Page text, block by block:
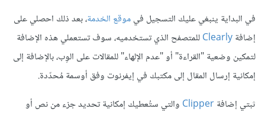
في البداية ينبغي عليك التسجيل فيموقع الخدمة، بعد ذلك احصلي على
إضافةClearlyللمتصفح الذي تستخدميه، سوف تستعملي هذه الإضافة
لتمكين وضعية "القراءة" أو "عدم الإلهاء" للمقالات على الوِب، بالإضافة إلى
إمكانية إرسال المقال إلى مكتبك في إيفرنوت وفق أوسمة مُحدّدة.
ثبتي إضافةClipperوالتي ستُعطيك إمكانية تحديد جزء من نص أو